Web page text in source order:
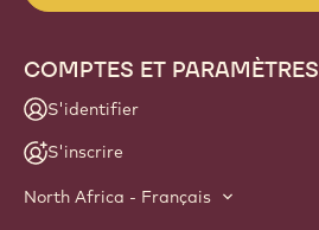
COMPTES ET PARAMÈTRES
S'identifier
S'inscrire
North Africa - Français